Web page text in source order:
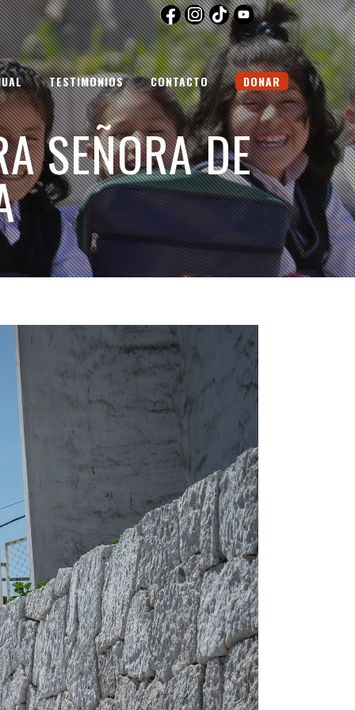
TESTIMONIOS CONTACTO DONAR
SEÑORA DE